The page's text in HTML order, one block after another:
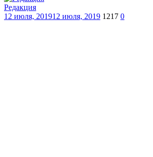
Редакция
12 июля, 201912 июля, 2019 1217 0